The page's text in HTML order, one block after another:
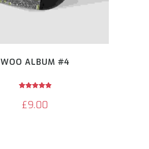
WOO ALBUM #4
£9.00
5.00
de 5